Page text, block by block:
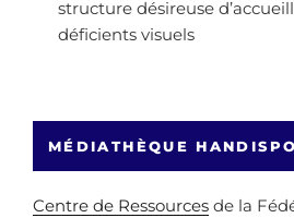
structure désireuse
déficients visuels
MÉDIATHÈQUE
Centre de Ressources de la